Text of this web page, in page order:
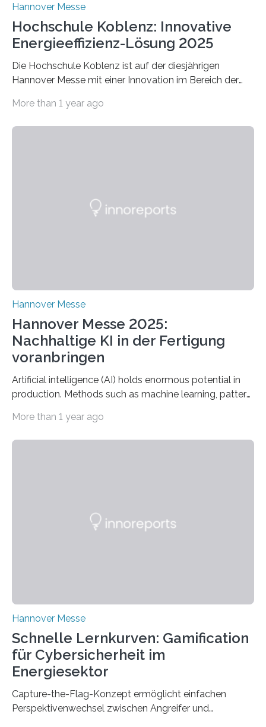
Hannover Messe
Hochschule Koblenz: Innovative
Energieeffizienz-Lösung 2025
Die Hochschule Koblenz ist auf der diesjährigen
Hannover Messe mit einer Innovation im Bereich der
2025 stellt das Forschungsteam um Prof. Dr. Marc
auf die Erzeugung von Druckluft. Die Forschenden des
More than 1 year ago
Hannover Messe
Hannover Messe 2025:
Nachhaltige KI in der Fertigung
voranbringen
Artificial intelligence (AI) holds enormous potential in
production. Methods such as machine learning, pattern
insights from production data and measurements,
they will present their project and participation
More than 1 year ago
Hannover Messe
Schnelle Lernkurven: Gamification
für Cybersicherheit im
Energiesektor
Capture-the-Flag-Konzept ermöglicht einfachen
Perspektivenwechsel zwischen Angreifer und